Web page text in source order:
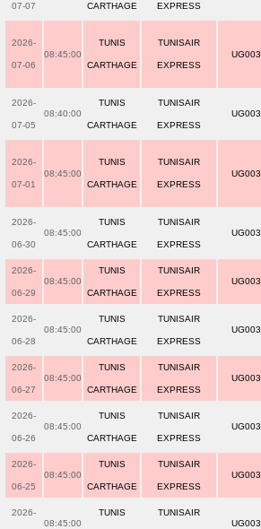
07-07 CARTHAGE EXPRESS
2026-
07-06
08:45:00
TUNIS
CARTHAGE
TUNISAIR
EXPRESS
UG003
2026-
07-05
08:40:00
TUNIS
CARTHAGE
TUNISAIR
EXPRESS
UG003
2026-
07-01
08:45:00
TUNIS
CARTHAGE
TUNISAIR
EXPRESS
UG003
2026-
06-30
08:45:00
TUNIS
CARTHAGE
TUNISAIR
EXPRESS
UG003
2026-
06-29
08:45:00
TUNIS
CARTHAGE
TUNISAIR
EXPRESS
UG003
2026-
06-28
08:45:00
TUNIS
CARTHAGE
TUNISAIR
EXPRESS
UG003
2026-
06-27
08:45:00
TUNIS
CARTHAGE
TUNISAIR
EXPRESS
UG003
2026-
06-26
08:45:00
TUNIS
CARTHAGE
TUNISAIR
EXPRESS
UG003
2026-
06-25
08:45:00
TUNIS
CARTHAGE
TUNISAIR
EXPRESS
UG003
2026-
08:45:00
TUNIS TUNISAIR
UG003